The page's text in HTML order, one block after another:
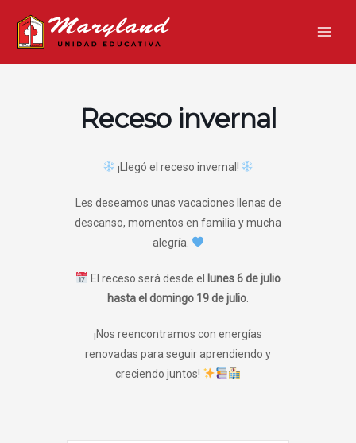
contenido
Receso invernal
¡Llegó el receso invernal!
Les deseamos unas vacaciones llenas de
descanso, momentos en familia y mucha
alegría.
El receso será desde el
lunes 6 de julio
hasta el domingo 19 de julio
¡Nos reencontramos con energías
renovadas para seguir aprendiendo y
creciendo juntos!